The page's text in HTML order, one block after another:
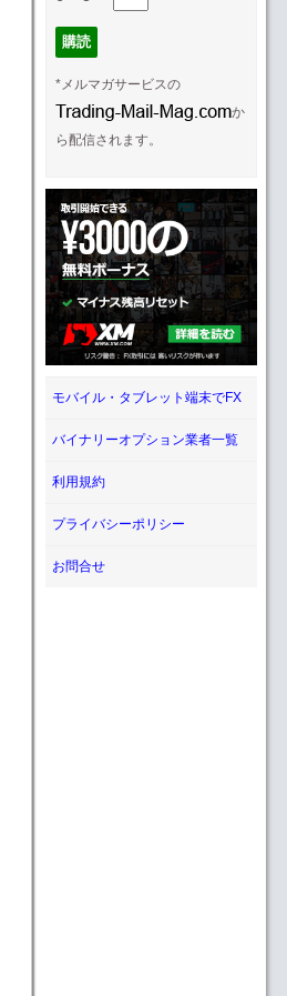
*メルマガサービスの
か
ら配信されます。
モバイル・タブレット端末でFX
バイナリーオプション業者一覧
利用規約
プライバシーポリシー
お問合せ